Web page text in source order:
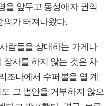
을 앞두고 동성애자 권익
의가 터져나왔다.
람들을 상대하는 가게나
사를 하지 않는 것은 차
조나에서 수퍼볼을 열 계
그 법안을 거부하지 않으